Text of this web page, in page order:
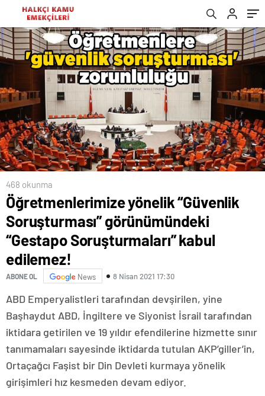
Soruşturmaları” kabul edilemez!
468 okunma
Öğretmenlerimize yönelik “Güvenlik
Soruşturması” görünümündeki
“Gestapo Soruşturmaları” kabul
edilemez!
ABONE OL News 8 Nisan 2021 17:30
ABD Emperyalistleri tarafından devşirilen, yine
Başhaydut ABD, İngiltere ve Siyonist İsrail tarafından
iktidara getirilen ve 19 yıldır efendilerine hizmette sınır
tanımamaları sayesinde iktidarda tutulan AKP’giller’in,
Ortaçağcı Faşist bir Din Devleti kurmaya yönelik
girişimleri hız kesmeden devam ediyor.